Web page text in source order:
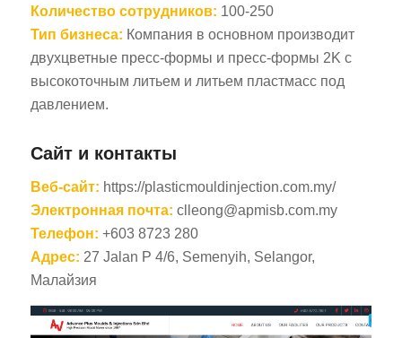
Количество сотрудников: 100-250
Тип бизнеса: Компания в основном производит
двухцветные пресс-формы и пресс-формы 2K с
высокоточным литьем и литьем пластмасс под
давлением.
Сайт и контакты
Веб-сайт: https://plasticmouldinjection.com.my/
Электронная почта: clleong@apmisb.com.my
Телефон: +603 8723 280
Адрес: 27 Jalan P 4/6, Semenyih, Selangor,
Малайзия